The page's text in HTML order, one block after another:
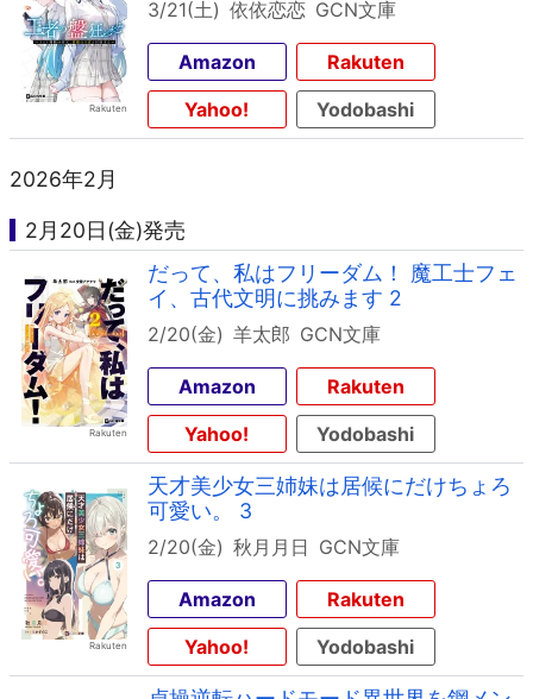
3/21(土) 依依恋恋 GCN文庫
Amazon
Rakuten
Yahoo!
Yodobashi
2026年2月
2月20日(金)発売
だって、私はフリーダム！ 魔工士フェ
イ、古代文明に挑みます 2
2/20(金) 羊太郎 GCN文庫
Amazon
Rakuten
Yahoo!
Yodobashi
天才美少女三姉妹は居候にだけちょろ
可愛い。 3
2/20(金) 秋月月日 GCN文庫
Amazon
Rakuten
Yahoo!
Yodobashi